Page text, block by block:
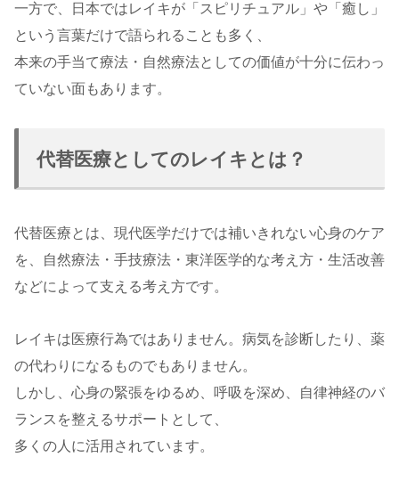
一方で、日本ではレイキが「スピリチュアル」や「癒し」
という言葉だけで語られることも多く、
本来の手当て療法・自然療法としての価値が十分に伝わっ
ていない面もあります。
代替医療としてのレイキとは？
代替医療とは、現代医学だけでは補いきれない心身のケア
を、自然療法・手技療法・東洋医学的な考え方・生活改善
などによって支える考え方です。
レイキは医療行為ではありません。病気を診断したり、薬
の代わりになるものでもありません。
しかし、心身の緊張をゆるめ、呼吸を深め、自律神経のバ
ランスを整えるサポートとして、
多くの人に活用されています。